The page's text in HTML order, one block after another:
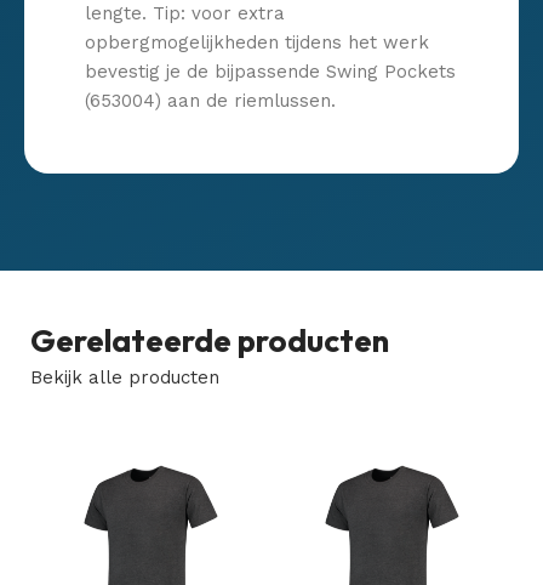
lengte. Tip: voor extra
opbergmogelijkheden tijdens het werk
bevestig je de bijpassende Swing Pockets
(653004) aan de riemlussen.
Gerelateerde producten
Bekijk alle producten